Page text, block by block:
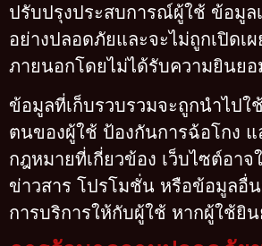
ปรับปรุงประสบการณ์ผู้ใช้ ข้อมูล
อย่างปลอดภัยและจะไม่ถูกเปิดเ
ภายนอกโดยไม่ได้รับความยินยอ
ข้อมูลที่เก็บรวบรวมจะถูกนำไปใ
ตนของผู้ใช้ ป้องกันการฉ้อโกง
กฎหมายที่เกี่ยวข้อง เว็บไซต์อาจ
ข่าวสาร โปรโมชั่น หรือข้อมูลอื่
การบริการให้กับผู้ใช้ หากผู้ใช้ยิ